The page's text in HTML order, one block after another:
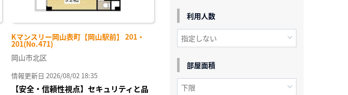
Kマンスリー岡山表町【岡山駅前】 201・
201(No.471)
岡山市北区
情報更新日 2026/08/02 18:35
【安全・信頼性視点】セキュリティと品
利用人数
部屋面積